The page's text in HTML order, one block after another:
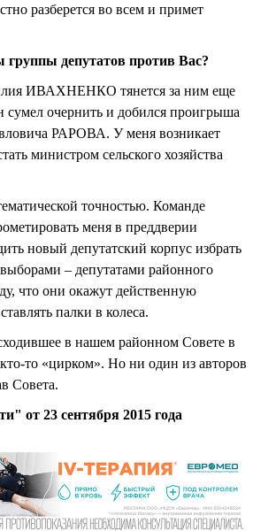
разберется во всем и примет
группы депутатов против Вас?
ИВАХНЕНКО тянется за ним еще
очернить и добился проигрыша
РАРОВА. У меня возникает
министром сельского хозяйства
точностью. Команде
меня в преддверии
новый депутатский корпус избрать
– депутатами районного
что они окажут действенную
палки в колеса.
в нашем районном Совете в
то «цирком». Но ни один из авторов
Совета.
от 23 сентября 2015 года